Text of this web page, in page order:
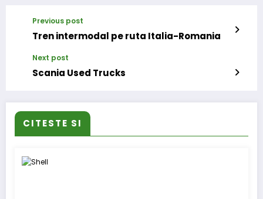
Previous post
Tren intermodal pe ruta Italia-Romania
Next post
Scania Used Trucks
CITESTE SI